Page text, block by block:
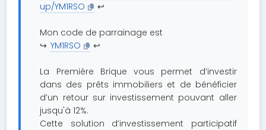
up/YM1RSO
↩️
Mon code de parrainage est
↪️ YM1RSO ↩️
La Première Brique vous permet d’investir
dans des prêts immobiliers et de bénéficier
d’un retour sur investissement pouvant aller
jusqu'à 12%.
Cette solution d’investissement participatif